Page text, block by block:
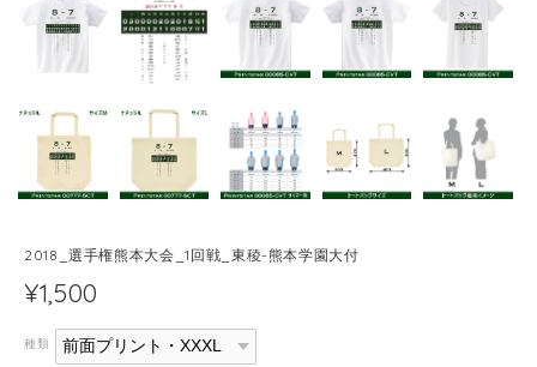
2018_選手権熊本大会_1回戦_東稜-熊本学園大付
¥1,500
種類